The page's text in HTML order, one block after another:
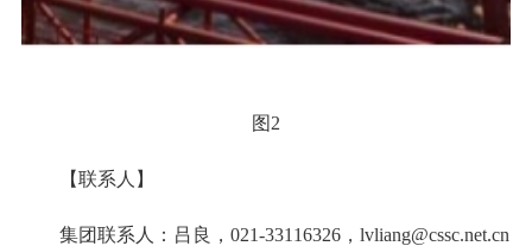
图2
【联系人】
集团联系人：吕良，021-33116326，lvliang@cssc.net.cn